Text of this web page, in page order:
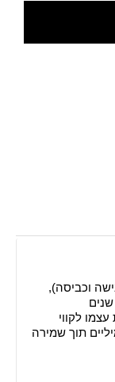
וכביסה),
לקווי
תוך שמירה